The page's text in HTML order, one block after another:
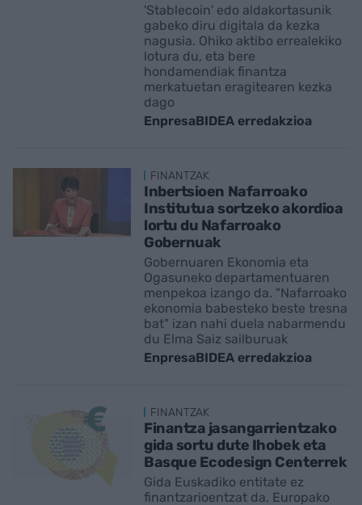
'Stablecoin' edo aldakortasunik
gabeko diru digitala da kezka
nagusia. Ohiko aktibo errealekiko
lotura du, eta bere
hondamendiak finantza
merkatuetan eragitearen kezka
dago
EnpresaBIDEA erredakzioa
FINANTZAK
Inbertsioen Nafarroako
Institutua sortzeko akordioa
lortu du Nafarroako
Gobernuak
Gobernuaren Ekonomia eta
Ogasuneko departamentuaren
menpekoa izango da. "Nafarroako
ekonomia babesteko beste tresna
bat" izan nahi duela nabarmendu
du Elma Saiz sailburuak
EnpresaBIDEA erredakzioa
FINANTZAK
Finantza jasangarrientzako
gida sortu dute Ihobek eta
Basque Ecodesign Centerrek
Gida Euskadiko entitate ez
finantzarioentzat da, Europako